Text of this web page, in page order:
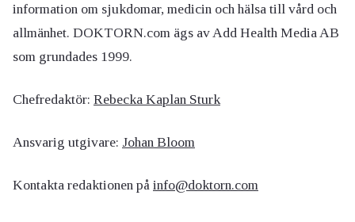
information om sjukdomar, medicin och hälsa till vård och
allmänhet. DOKTORN.com ägs av Add Health Media AB
som grundades 1999.
Chefredaktör: Rebecka Kaplan Sturk
Ansvarig utgivare: Johan Bloom
Kontakta redaktionen på info@doktorn.com